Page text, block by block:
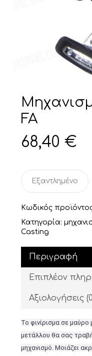
FA
68,40 €
Εξαντλημένο
Κωδικός
Κατηγορία:
Casting
Περιγραφή
Επιπλέον
Αξιολογήσεις
Το φινίρισμα σε
μετάλλου θα σας
μηχανισμό. Μοιάζει